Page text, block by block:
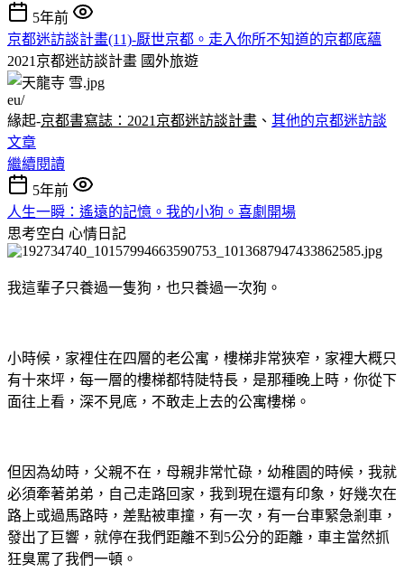
5年前
京都迷訪談計畫(11)-厭世京都。走入你所不知道的京都底蘊
2021京都迷訪談計畫 國外旅遊
eu/
緣起-京都書寫誌：2021京都迷訪談計畫 、 其他的京都迷訪談
文章
繼續閱讀
5年前
人生一瞬：遙遠的記憶。我的小狗。喜劇開場
思考空白 心情日記
我這輩子只養過一隻狗，也只養過一次狗。
小時候，家裡住在四層的老公寓，樓梯非常狹窄，家裡大概只
有十來坪，每一層的樓梯都特陡特長，是那種晚上時，你從下
面往上看，深不見底，不敢走上去的公寓樓梯。
但因為幼時，父親不在，母親非常忙碌，幼稚園的時候，我就
必須牽著弟弟，自己走路回家，我到現在還有印象，好幾次在
路上或過馬路時，差點被車撞，有一次，有一台車緊急剎車，
發出了巨響，就停在我們距離不到5公分的距離，車主當然抓
狂臭罵了我們一頓。